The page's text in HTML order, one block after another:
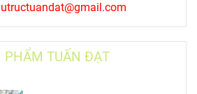
PHẨM TUẤN ĐẠT